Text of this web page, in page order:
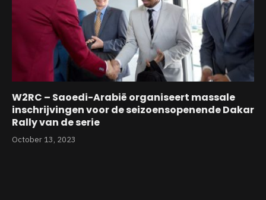
W2RC – Saoedi-Arabië organiseert massale
inschrijvingen voor de seizoensopenende Dakar
Rally van de serie
October 13, 2023